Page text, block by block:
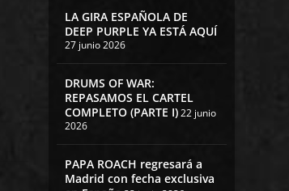
LA GIRA ESPAÑOLA DE
DEEP PURPLE YA ESTÁ AQUÍ
27 junio 2026
DRUMS OF WAR:
REPASAMOS EL CARTEL
COMPLETO (PARTE I)22 junio
2026
PAPA ROACH regresará a
Madrid con fecha exclusiva